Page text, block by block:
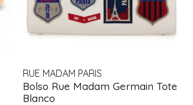
RUE MADAM PARIS
Bolso Rue Madam Germain Tote
Blanco